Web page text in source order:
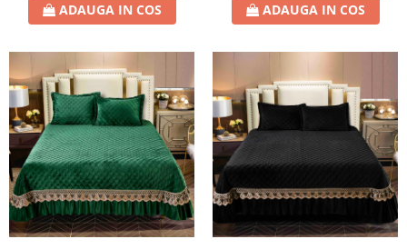
ADAUGA IN COS ADAUGA IN COS